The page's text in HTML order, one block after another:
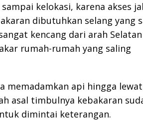
kelokasi, karena akses
dibutuhkan selang yang
kencang dari arah
rumah-rumah yang saling
memadamkan api hingga
asal timbulnya kebakaran
dimintai keterangan.